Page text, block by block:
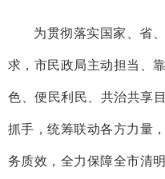
为贯彻落实国家、省
求，市民政局主动担当、
色、便民利民、共治共享
抓手，统筹联动各方力量
务质效，全力保障全市清